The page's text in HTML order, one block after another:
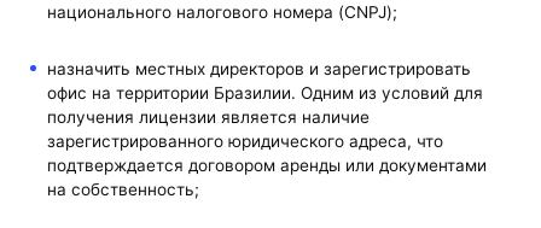
национального налогового номера (CNPJ);
назначить местных директоров и зарегистрировать
офис на территории Бразилии. Одним из условий для
получения лицензии является наличие
зарегистрированного юридического адреса, что
подтверждается договором аренды или документами
на собственность;